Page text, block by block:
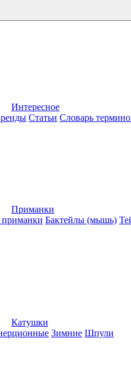
Интересное
Статьи Словарь
Приманки
Бактейлы (мышь)
Катушки
Зимние Шпули